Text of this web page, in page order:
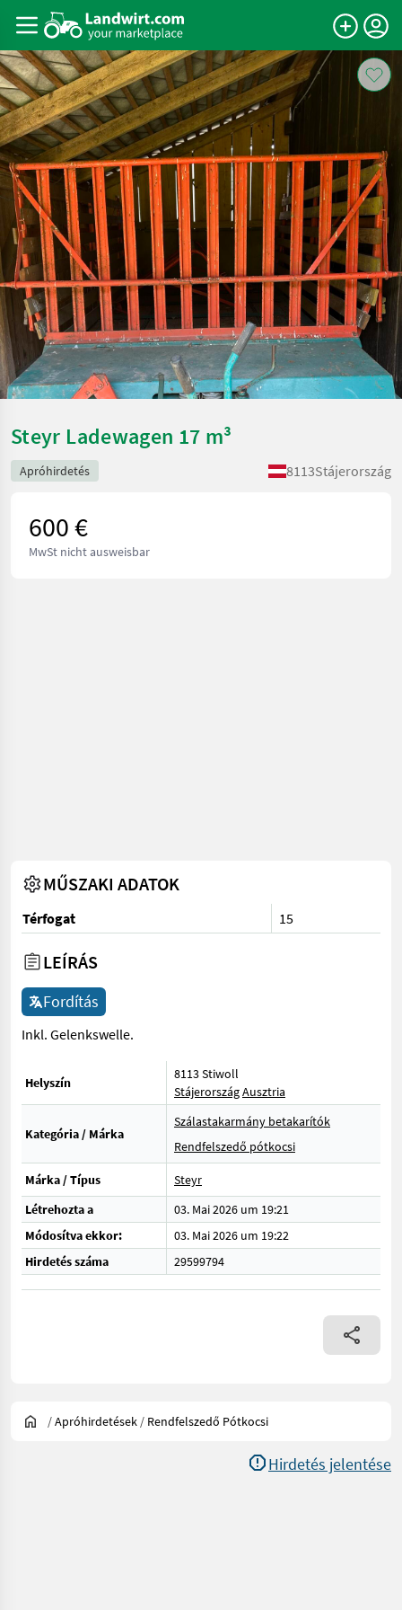
Steyr Ladewagen 17 m³
Apróhirdetés 8113Stájerország
600 €
MwSt nicht ausweisbar
MŰSZAKI ADATOK
Térfogat 15
LEÍRÁS
Fordítás
Inkl. Gelenkswelle.
Helyszín
8113 Stiwoll
StájerországAusztria
Kategória / Márka
Szálastakarmány betakarítók
Rendfelszedő pótkocsi
Márka / Típus
Steyr
Létrehozta a
03. Mai 2026 um 19:21
Módosítva ekkor:
03. Mai 2026 um 19:22
Hirdetés száma
29599794
/Apróhirdetések / Rendfelszedő Pótkocsi
Hirdetés jelentése